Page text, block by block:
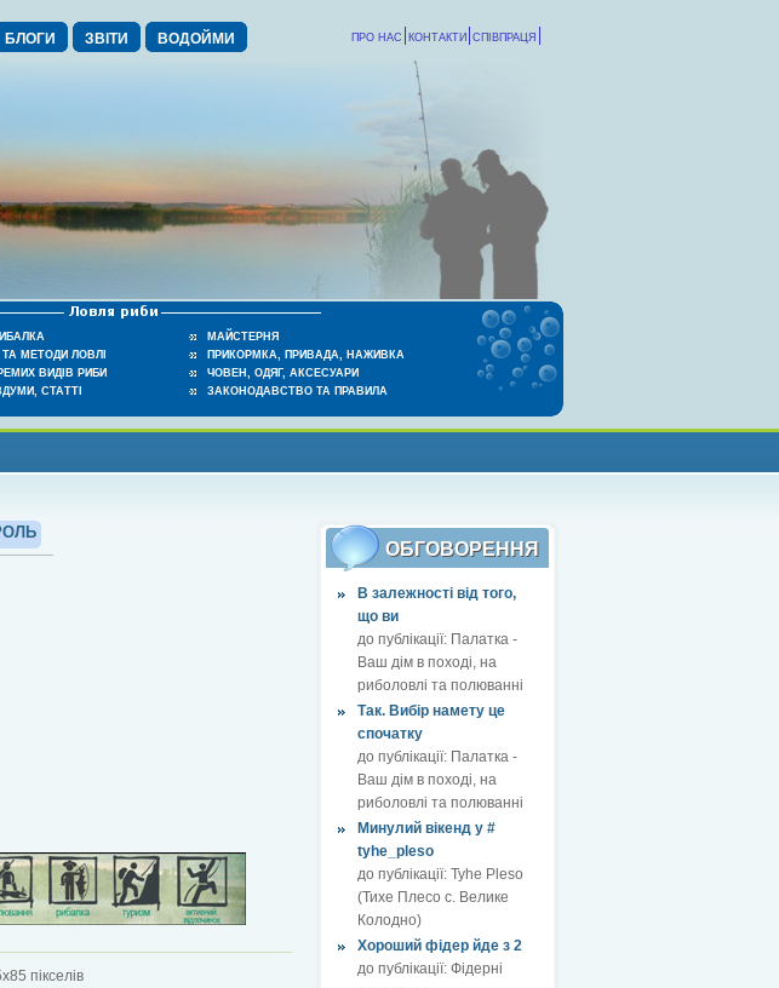
БЛОГИ ЗВІТИ ВОДОЙМИ СПІВПРАЦЯ
КОНТАКТИ
ПРО НАС
ТА МЕТОДИ ЛОВЛІ
ВИДІВ РИБИ
СТАТТІ
МАЙСТЕРНЯ
ПРИКОРМКА, ПРИВАДА, НАЖИВКА
ЧОВЕН, ОДЯГ, АКСЕСУАРИ
ЗАКОНОДАВСТВО ТА ПРАВИЛА
ОБГОВОРЕННЯ
В залежності від того,
що ви
до публікації: Палатка -
Ваш дім в поході, на
риболовлі та полюванні
Так. Вибір намету це
спочатку
до публікації: Палатка -
Ваш дім в поході, на
риболовлі та полюванні
Минулий вікенд у #
tyhe_pleso
до публікації: Tyhe Pleso
(Тихе Плесо с. Велике
Колодно)
Хороший фідер йде з 2
до публікації: Фідерні
пікселів